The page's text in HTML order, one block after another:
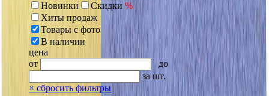
Новинки
Скидки %
Хиты продаж
Товары с фото
В наличии
цена
от
до
за шт.
× сбросить фильтры